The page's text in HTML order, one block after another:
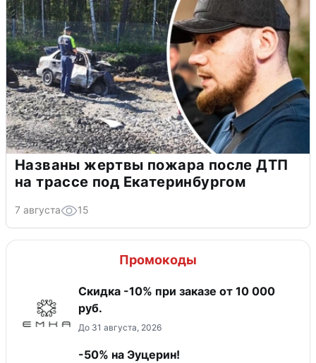
Названы жертвы пожара после ДТП
на трассе под Екатеринбургом
7 августа 15
Промокоды
Скидка -10% при заказе от 10 000
руб.
До 31 августа, 2026
-50% на Эуцерин!